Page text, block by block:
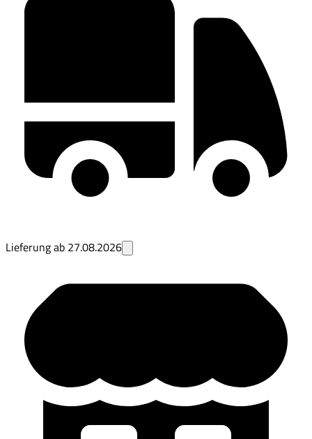
Lieferung ab 27.08.2026